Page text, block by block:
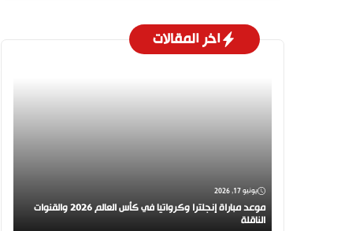
اخر المقالات
يونيو 17, 2026
موعد مباراة إنجلترا وكرواتيا في كأس العالم 2026 والقنوات
الناقلة